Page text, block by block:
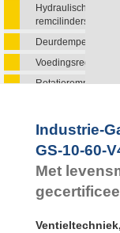
Hydraulische
remcilinders
Deurdempers
Voedingsregelaars
Rotatieremmen
Industrie-
GS-10-60-
Met